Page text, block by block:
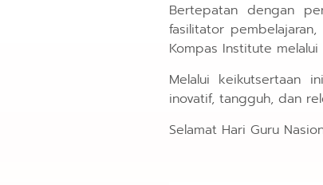
Bertepatan dengan
fasilitator
Kompas Institute
Melalui keikutsertaan
inovatif, tangguh, dan
Selamat Hari Guru